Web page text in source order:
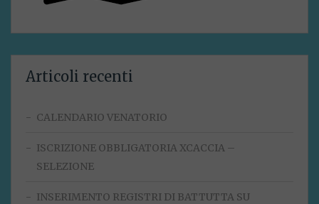
Articoli recenti
CALENDARIO VENATORIO
ISCRIZIONE OBBLIGATORIA XCACCIA –
SELEZIONE
INSERIMENTO REGISTRI DI BATTUTTA SU